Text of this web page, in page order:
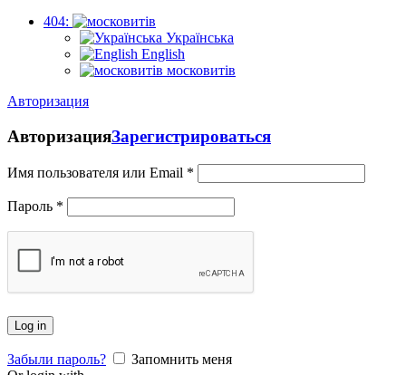
404:
Українська
English
московитів
Авторизация
АвторизацияЗарегистрироваться
Имя пользователя или Email *
Пароль *
Log in
Забыли пароль?
Запомнить меня